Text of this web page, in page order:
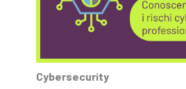
Cybersecurity